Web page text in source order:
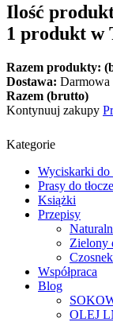
Ilość
1 produkt w
Razem produkty:
Dostawa: Darmowa
Razem (brutto)
Kontynuuj zakupy
Kategorie
Wyciskarki do
Prasy do
Książki
Przepisy
Zielony
Współpraca
Blog
OLEJ